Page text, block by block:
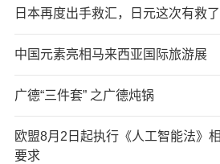
日本再度出手救汇，日元这次有救了
中国元素亮相马来西亚国际旅游展
广德“三件套” 之广德炖锅
欧盟8月2日起执行《人工智能法》
要求